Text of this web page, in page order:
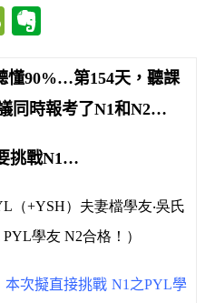
W
C
h
e
r
o
te
懂90%…第154天， 聽課
同時報考了N1和N2…
挑戰N1…
（+YSH）夫妻檔學友‧吳氏
學友 N2合格！）
次擬直接挑戰 N1之PYL學